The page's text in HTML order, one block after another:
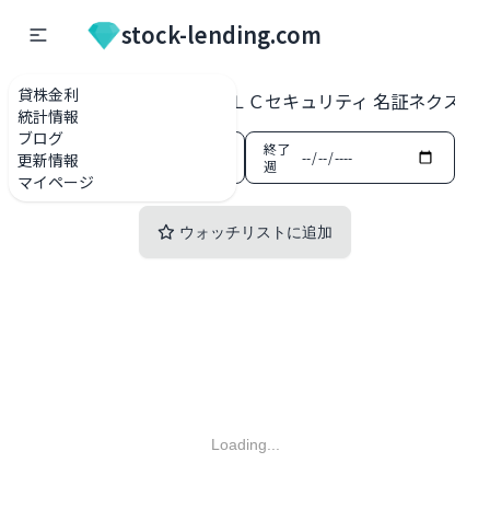
貸株金利
統計情報
ブログ
更新情報
マイページ
stock-lending.com
貸株金利一覧 2467 ＶＬＣセキュリティ 名証ネクスト
開始
週
終了
週
ウォッチリストに追加
Loading...